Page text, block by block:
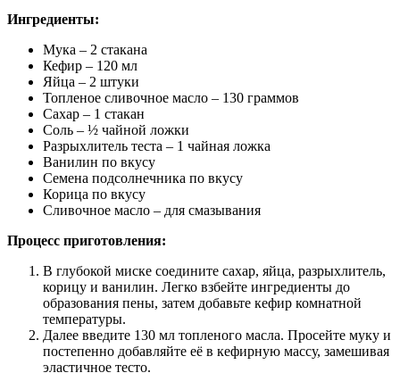
Ингредиенты:
Мука – 2 стакана
Кефир – 120 мл
Яйца – 2 штуки
Топленое сливочное масло – 130 граммов
Сахар – 1 стакан
Соль – ½ чайной ложки
Разрыхлитель теста – 1 чайная ложка
Ванилин по вкусу
Семена подсолнечника по вкусу
Корица по вкусу
Сливочное масло – для смазывания
Процесс приготовления:
В глубокой миске соедините сахар, яйца, разрыхлитель,
корицу и ванилин. Легко взбейте ингредиенты до
образования пены, затем добавьте кефир комнатной
температуры.
Далее введите 130 мл топленого масла. Просейте муку и
постепенно добавляйте её в кефирную массу, замешивая
эластичное тесто.